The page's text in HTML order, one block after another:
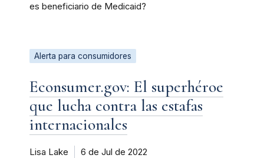
es beneficiario de Medicaid?
Alerta para consumidores
Econsumer.gov: El superhéroe
que lucha contra las estafas
internacionales
Lisa Lake 6 de Jul de 2022